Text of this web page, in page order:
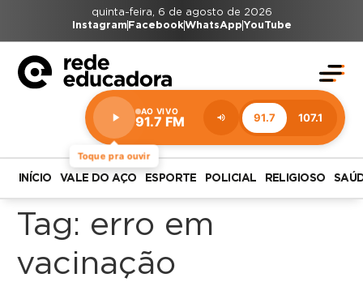
quinta-feira, 6 de agosto de 2026
Instagram FacebookWhatsAppYouTube
Toque pra ouvir
AO VIVO
91.7 FM 91.7 107.1
Estação:
91.7
FM
INÍCIO VALE DO AÇO ESPORTE POLICIAL RELIGIOSO
Tag: erro em
vacinação